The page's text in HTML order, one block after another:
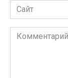
Сайт
Комментарий